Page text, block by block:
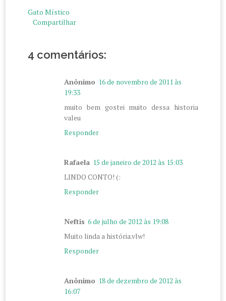
Gato Místico
Compartilhar
4 comentários:
Anônimo 16 de novembro de 2011 às
19:33
muito bem gostei muito dessa historia
valeu
Responder
Rafaela 15 de janeiro de 2012 às 15:03
LINDO CONTO! (:
Responder
Neftis 6 de julho de 2012 às 19:08
Muito linda a história.vlw!
Responder
Anônimo 18 de dezembro de 2012 às
16:07